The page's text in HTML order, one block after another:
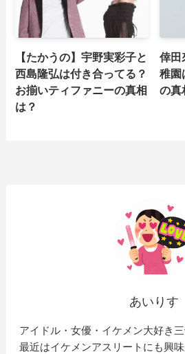
【たかうの】宇野実彩子と
西島隆弘は付き合ってる？
お揃いティファニーの真相
は？
倖田
稚園
の真
あいりす
アイドル・女優・イケメン大好き
最近はイケメンアスリートにも興味